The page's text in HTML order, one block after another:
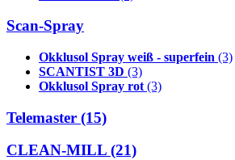
Scan-Spray
Okklusol Spray weiß - superfein (3)
SCANTIST 3D (3)
Okklusol Spray rot (3)
Telemaster (15)
CLEAN-MILL (21)